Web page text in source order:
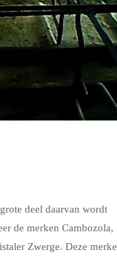
deel daarvan wordt
de merken Cambozola,
Zwerge. Deze